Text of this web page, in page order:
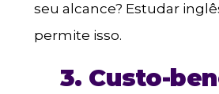
seu alcance? Estudar
permite isso.
3. Custo-